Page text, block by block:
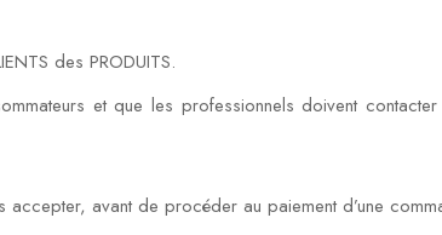
des PRODUITS.
et que les professionnels doivent
avant de procéder au paiement d’une